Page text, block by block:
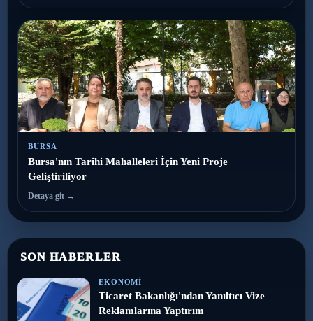
BURSA
Bursa'nın Tarihi Mahalleleri İçin Yeni Proje
Geliştiriliyor
Detaya git →
SON HABERLER
EKONOMI
Ticaret Bakanlığı'ndan Yanıltıcı Vize
Reklamlarına Yaptırım